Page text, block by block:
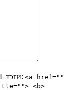
тэги: <a href=""
<b>